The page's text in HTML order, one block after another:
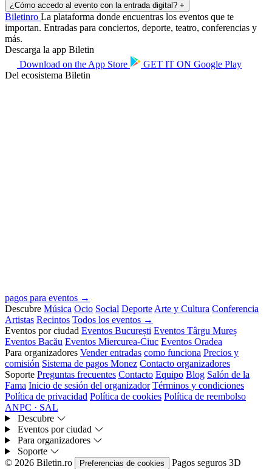
¿Cómo accedo al evento con la entrada digital? +
Biletinro La plataforma donde encuentras los eventos que te
importan. Entradas para conciertos, deporte, teatro, conferencias y
más.
Descarga la app Biletin
Download on the App Store GET IT ON Google Play
Del ecosistema Biletin
pagos para eventos →
Descubre Música Ocio Social Deporte Arte y Cultura Conferencia
Artistas Recintos Todos los eventos →
Eventos por ciudad Eventos București Eventos Târgu Mureș
Eventos Bacău Eventos Miercurea-Ciuc Eventos Oradea
Para organizadores Vender entradas como funciona Precios y
comisión Sistema de pagos Monez Contacto organizadores
Soporte Preguntas frecuentes Contacto Equipo Blog Salón de la
Fama Inicio de sesión del organizador Términos y condiciones
Política de privacidad Política de cookies Política de reembolso
ANPC · SAL
Descubre
Eventos por ciudad
Para organizadores
Soporte
© 2026 Biletin.ro
Preferencias de cookies Pagos seguros 3D